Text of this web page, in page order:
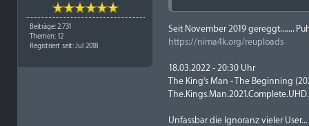
Beiträge: 2.731
Themen: 12
Registriert seit: Jul 2018
Seit November 2019 gereggt.......
https://nima4k.org/reuploads
18.03.2022 - 20:30 Uhr
The King’s Man - The Beginning
Unfassbar die Ignoranz vieler